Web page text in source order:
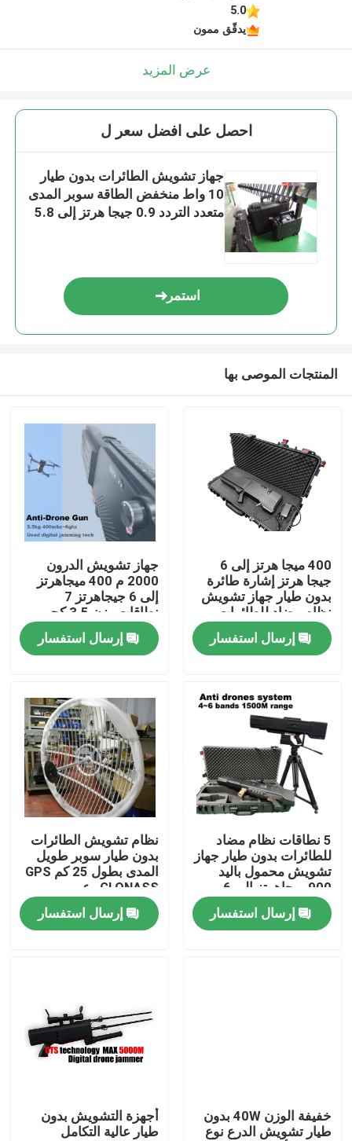
منتجات
أشرطة فيديو
معلومات عنا
جولة في المعمل
مراقبة الجودة
جهاز تشويش تردد الراديو
5.0
يدقّق ممون
عرض المزيد
احصل على افضل سعر ل
جهاز تشويش الطائرات بدون طيار
10 واط منخفض الطاقة سوبر المدى
متعدد التردد 0.9 جيجا هرتز إلى 5.8
استمر
المنتجات الموصى بها
400 ميجا هرتز إلى 6
جيجا هرتز إشارة طائرة
بدون طيار جهاز تشويش
نظام مضاد للطائرات
بدون طيار وزن 3.5 كجم
إرسال استفسار
جهاز تشويش الدرون
2000 م 400 ميجاهرتز
إلى 6 جيجاهرتز 7
نطاقات وزن 3.5 كجم
فقط بندقية مضادة
للطائرات بدون طيار
إرسال استفسار
5 نطاقات نظام مضاد
للطائرات بدون طيار جهاز
تشويش محمول باليد
900 ميجاهرتز إلى 6
جيجاهرتز
إرسال استفسار
نظام تشويش الطائرات
بدون طيار سوبر طويل
المدى بطول 25 كم GPS
GLONASS وعمر
افتراضي طويل
إرسال استفسار
خفيفة الوزن 40W بدون
طيار تشويش الدرع نوع
أجهزة التشويش بدون
طيار عالية التكامل